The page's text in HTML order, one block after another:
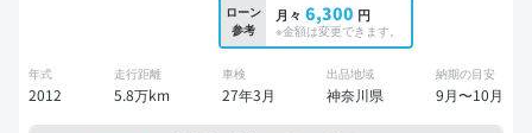
ローン
参考
月々 6,300 円
※金額は変更できます。
年式
2012
走行距離
5.8万km
車検
27年3月
出品地域
神奈川県
納期の目安
9月〜10月